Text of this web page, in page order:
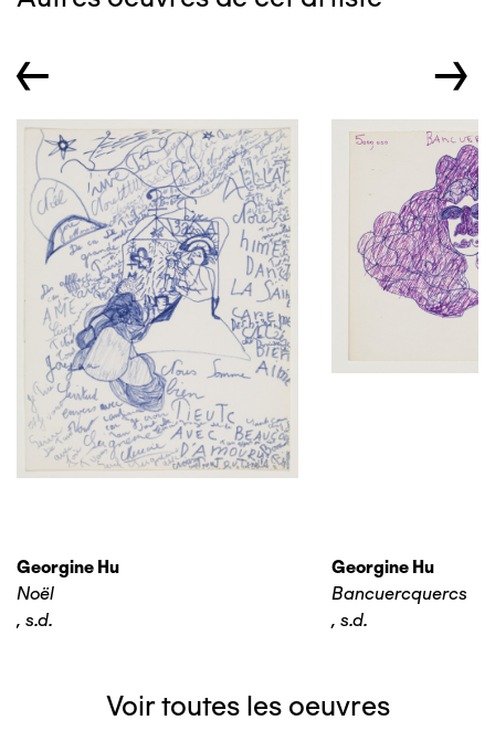
← →
Georgine Hu
Noël
, s.d.
Georgine Hu
Bancuercquercs
, s.d.
Voir toutes les oeuvres